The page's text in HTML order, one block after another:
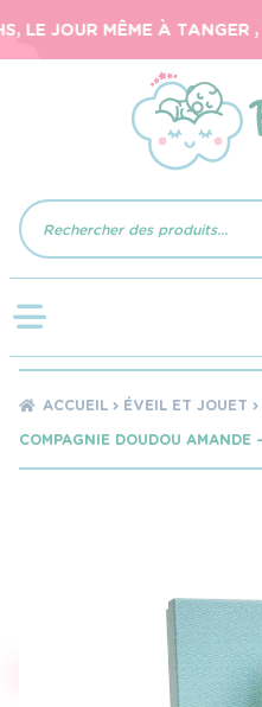
JOUR MÊME À TANGER
Recherche
de
produits
ACCUEIL ÉVEIL ET JOUET
COMPAGNIE DOUDOU AMANDE